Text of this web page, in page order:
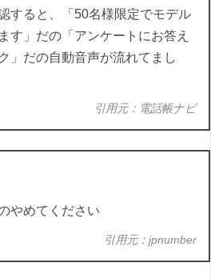
すると、「50名様限定でモデル
す」だの「アンケートにお答え
」だの自動音声が流れてまし
引用元：電話帳ナビ
やめてください
引用元：jpnumber